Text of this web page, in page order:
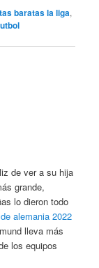
baratas la liga,
de ver a su hija
grande,
lo dieron todo
alemania 2022
lleva más
los equipos